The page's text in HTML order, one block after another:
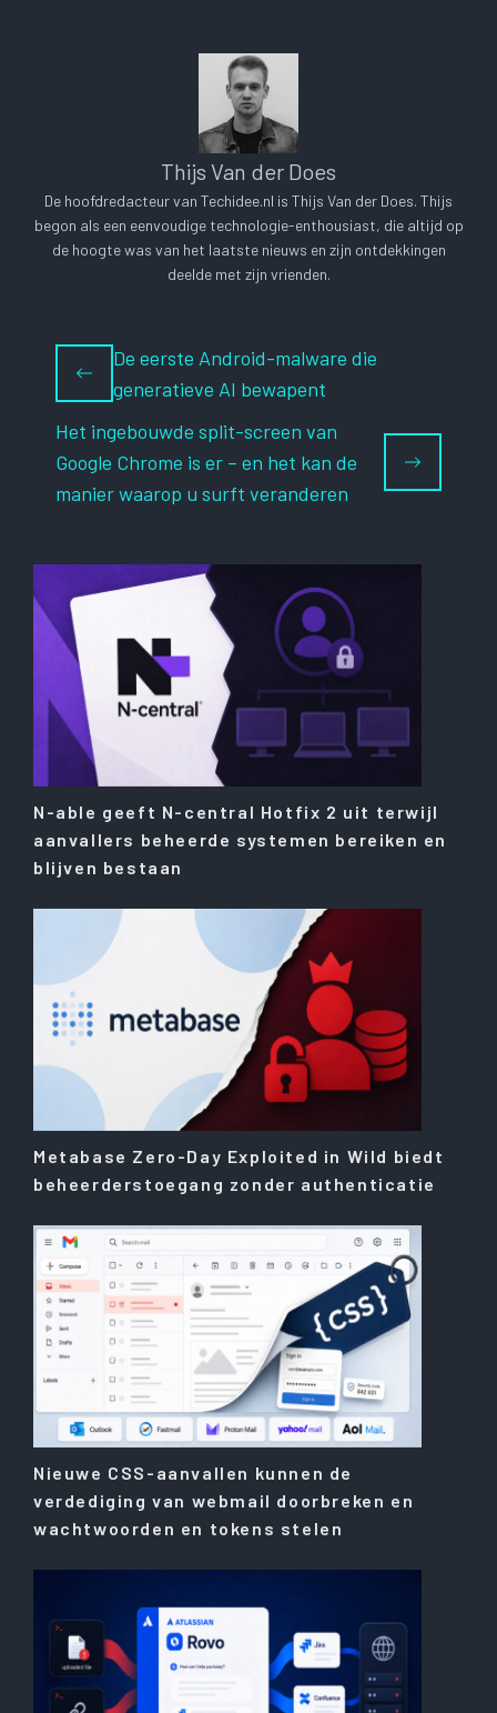
Thijs Van der Does
De hoofdredacteur van Techidee.nl is Thijs Van der Does. Thijs
begon als een eenvoudige technologie-enthousiast, die altijd op
de hoogte was van het laatste nieuws en zijn ontdekkingen
deelde met zijn vrienden.
De eerste Android-malware die
generatieve AI bewapent
Het ingebouwde split-screen van
Google Chrome is er – en het kan de
manier waarop u surft veranderen
N-able geeft N-central Hotfix 2 uit terwijl
aanvallers beheerde systemen bereiken en
blijven bestaan
Metabase Zero-Day Exploited in Wild biedt
beheerderstoegang zonder authenticatie
Nieuwe CSS-aanvallen kunnen de
verdediging van webmail doorbreken en
wachtwoorden en tokens stelen